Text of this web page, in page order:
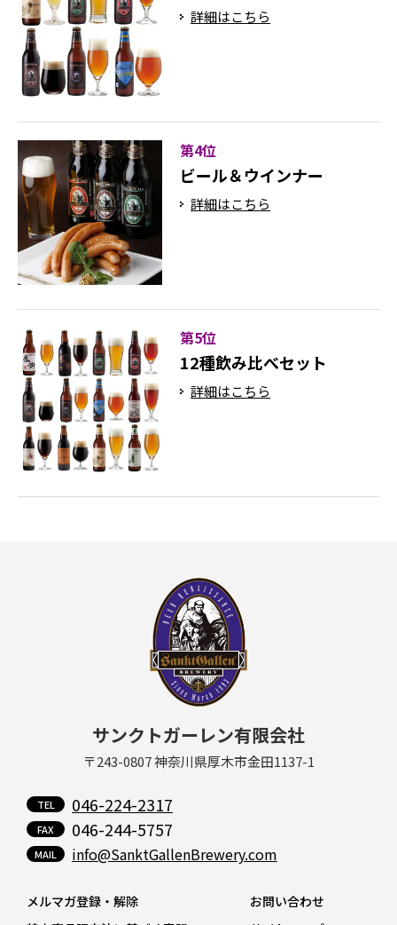
詳細はこちら
第4位
ビール＆ウインナー
詳細はこちら
第5位
12種飲み比べセット
詳細はこちら
サンクトガーレン有限会社
〒243-0807 神奈川県厚木市金田1137-1
046-224-2317
046-244-5757
info@SanktGallenBrewery.com
メルマガ登録・解除
お問い合わせ